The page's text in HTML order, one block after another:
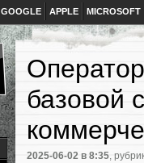
GOOGLE APPLE MICROSOFT
базовой
2025-06-02 в 8:35,